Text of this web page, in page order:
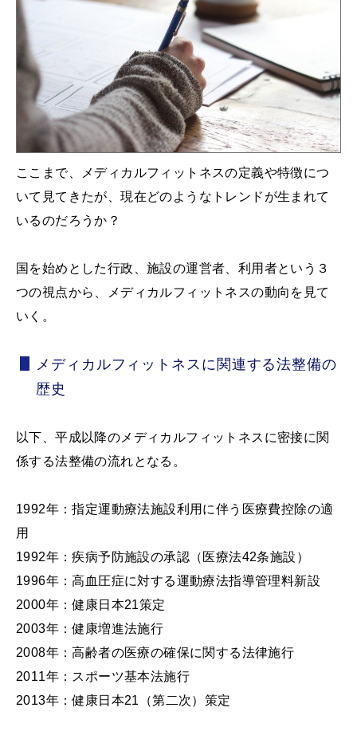
ここまで、メディカルフィットネスの定義や特徴につ
いて見てきたが、現在どのようなトレンドが生まれて
いるのだろうか？
国を始めとした行政、施設の運営者、利用者という３
つの視点から、メディカルフィットネスの動向を見て
いく。
メディカルフィットネスに関連する法整備の
歴史
以下、平成以降のメディカルフィットネスに密接に関
係する法整備の流れとなる。
1992年：指定運動療法施設利用に伴う医療費控除の適
用
1992年：疾病予防施設の承認（医療法42条施設）
1996年：高血圧症に対する運動療法指導管理料新設
2000年：健康日本21策定
2003年：健康増進法施行
2008年：高齢者の医療の確保に関する法律施行
2011年：スポーツ基本法施行
2013年：健康日本21（第二次）策定